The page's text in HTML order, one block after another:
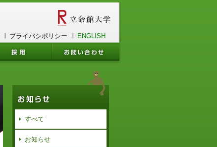
プライバシポリシー ENGLISH
すべて
お知らせ